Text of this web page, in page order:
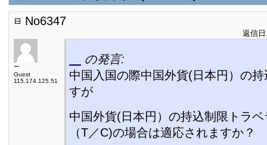
No6347
返信
ー
Guest
115.174.125.51
の発言:
中国入国の際中国外貨(日本円）の
すが
中国外貨(日本円）の持込制限トラ
（T／C)の場合は適応されますか？